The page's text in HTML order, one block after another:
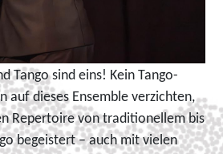
Tango sind eins! Kein Tango-
auf dieses Ensemble verzichten,
Repertoire von traditionellem bis
begeistert – auch mit vielen